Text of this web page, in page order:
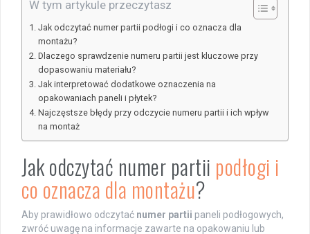
W tym artykule przeczytasz
Jak odczytać numer partii podłogi i co oznacza dla
montażu?
Dlaczego sprawdzenie numeru partii jest kluczowe przy
dopasowaniu materiału?
Jak interpretować dodatkowe oznaczenia na
opakowaniach paneli i płytek?
Najczęstsze błędy przy odczycie numeru partii i ich wpływ
na montaż
Jak odczytać numer partii podłogi i
co oznacza dla montażu?
Aby prawidłowo odczytać numer partii paneli podłogowych,
zwróć uwagę na informacje zawarte na opakowaniu lub